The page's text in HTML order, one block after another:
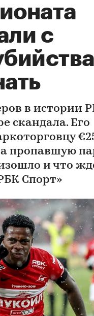
с
в истории
скандала. Его
пропавшую
и что
Спорт»